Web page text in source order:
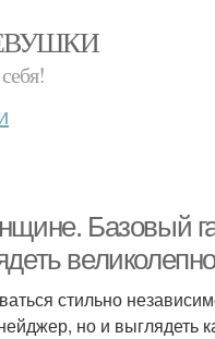
Базовый
стильно
но и выглядеть